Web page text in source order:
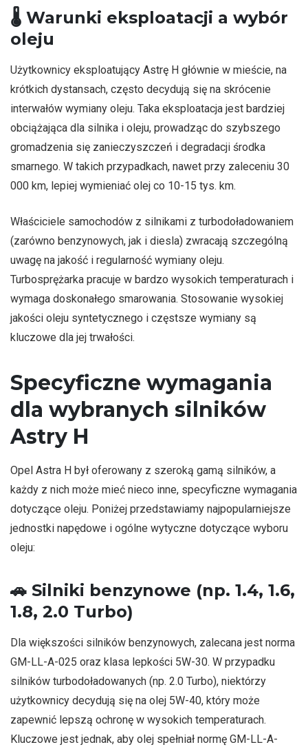
🌡️ Warunki eksploatacji a wybór
oleju
Użytkownicy eksploatujący Astrę H głównie w mieście, na
krótkich dystansach, często decydują się na skrócenie
interwałów wymiany oleju. Taka eksploatacja jest bardziej
obciążająca dla silnika i oleju, prowadząc do szybszego
gromadzenia się zanieczyszczeń i degradacji środka
smarnego. W takich przypadkach, nawet przy zaleceniu 30
000 km, lepiej wymieniać olej co 10-15 tys. km.
Właściciele samochodów z silnikami z turbodoładowaniem
(zarówno benzynowych, jak i diesla) zwracają szczególną
uwagę na jakość i regularność wymiany oleju.
Turbosprężarka pracuje w bardzo wysokich temperaturach i
wymaga doskonałego smarowania. Stosowanie wysokiej
jakości oleju syntetycznego i częstsze wymiany są
kluczowe dla jej trwałości.
Specyficzne wymagania
dla wybranych silników
Astry H
Opel Astra H był oferowany z szeroką gamą silników, a
każdy z nich może mieć nieco inne, specyficzne wymagania
dotyczące oleju. Poniżej przedstawiamy najpopularniejsze
jednostki napędowe i ogólne wytyczne dotyczące wyboru
oleju:
🚗 Silniki benzynowe (np. 1.4, 1.6,
1.8, 2.0 Turbo)
Dla większości silników benzynowych, zalecana jest norma
GM-LL-A-025 oraz klasa lepkości 5W-30. W przypadku
silników turbodoładowanych (np. 2.0 Turbo), niektórzy
użytkownicy decydują się na olej 5W-40, który może
zapewnić lepszą ochronę w wysokich temperaturach.
Kluczowe jest jednak, aby olej spełniał normę GM-LL-A-